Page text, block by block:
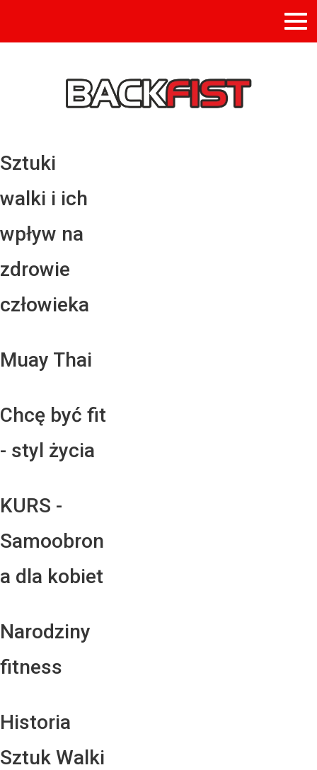
Sztuki
walki i ich
wpływ na
zdrowie
człowieka
Muay Thai
Chcę być fit
- styl życia
KURS -
Samoobron
a dla kobiet
Narodziny
fitness
Historia
Sztuk Walki